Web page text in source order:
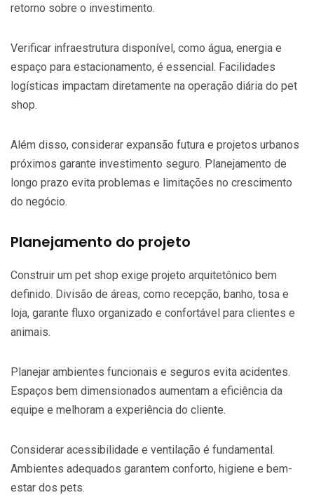
retorno sobre o investimento.
Verificar infraestrutura disponível, como água, energia e
espaço para estacionamento, é essencial. Facilidades
logísticas impactam diretamente na operação diária do pet
shop.
Além disso, considerar expansão futura e projetos urbanos
próximos garante investimento seguro. Planejamento de
longo prazo evita problemas e limitações no crescimento
do negócio.
Planejamento do projeto
Construir um pet shop exige projeto arquitetônico bem
definido. Divisão de áreas, como recepção, banho, tosa e
loja, garante fluxo organizado e confortável para clientes e
animais.
Planejar ambientes funcionais e seguros evita acidentes.
Espaços bem dimensionados aumentam a eficiência da
equipe e melhoram a experiência do cliente.
Considerar acessibilidade e ventilação é fundamental.
Ambientes adequados garantem conforto, higiene e bem-
estar dos pets.